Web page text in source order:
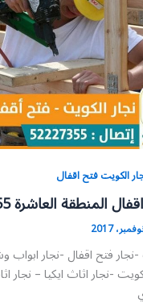
الكويت فتح اقفال
المنطقة العاشرة 52227355
-نجار فتح اقفال -نجار ابواب
-نجار اثاث ايكيا –